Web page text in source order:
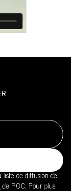
liste de diffusion de
de POC. Pour plus